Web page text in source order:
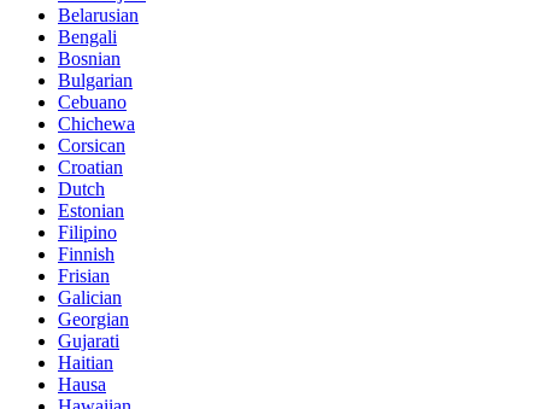
Belarusian
Bengali
Bosnian
Bulgarian
Cebuano
Chichewa
Corsican
Croatian
Dutch
Estonian
Filipino
Finnish
Frisian
Galician
Georgian
Gujarati
Haitian
Hausa